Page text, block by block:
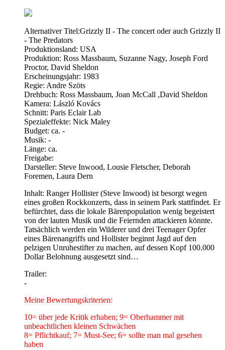
Alternativer Titel:Grizzly II - The concert oder auch Grizzly II
- The Predators
Produktionsland: USA
Produktion: Ross Massbaum, Suzanne Nagy, Joseph Ford
Proctor, David Sheldon
Erscheinungsjahr: 1983
Regie: Andre Szöts
Drehbuch: Ross Massbaum, Joan McCall ,David Sheldon
Kamera: László Kovács
Schnitt: Paris Eclair Lab
Spezialeffekte: Nick Maley
Budget: ca. -
Musik: -
Länge: ca.
Freigabe:
Darsteller: Steve Inwood, Lousie Fletscher, Deborah
Foremen, Laura Dern
Inhalt: Ranger Hollister (Steve Inwood) ist besorgt wegen
eines großen Rockkonzerts, dass in seinem Park stattfindet. Er
befürchtet, dass die lokale Bärenpopulation wenig begeistert
von der lauten Musik und die Feiernden attackieren könnte.
Tatsächlich werden ein Wilderer und drei Teenager Opfer
eines Bärenangriffs und Hollister beginnt Jagd auf den
pelzigen Unruhestifter zu machen, auf dessen Kopf 100.000
Dollar Belohnung ausgesetzt sind…
Trailer:
-
Meine Bewertungskriterien:
10= über jede Kritik erhaben; 9= Oberhammer mit
unbeachtlichen kleinen Schwächen
8= Pflichtkauf; 7= Must-See; 6= sollte man mal gesehen
haben